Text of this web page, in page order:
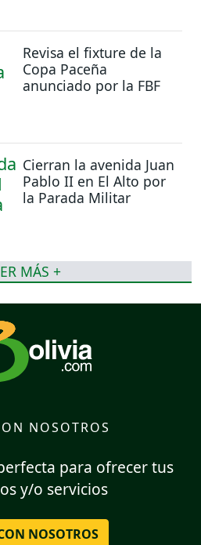
Revisa el fixture de la
Copa Paceña
anunciado por la FBF
Cierran la avenida Juan
Pablo II en El Alto por
la Parada Militar
MÁS +
NOSOTROS
para ofrecer tus
y/o servicios
NOSOTROS